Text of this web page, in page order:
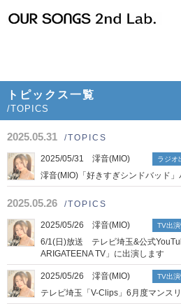
トピックス一覧
/TOPICS
2025.05.31 /TOPICS
2025/05/31 澪音(MIO) ラジオ
澪音(MIO)「好きすぎシンドバッド
2025.05.26 /TOPICS
2025/05/26 澪音(MIO) TV出演
6/1(日)放送 テレビ埼玉&公式
ARIGATEENA TV」に出演します
2025/05/26 澪音(MIO) TV出演
テレビ埼玉「V-Clips」6月度マンス